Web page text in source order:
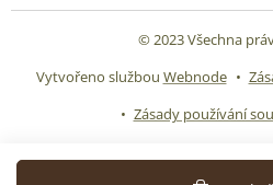
© 2023 Všechna
Vytvořeno službou Webnode
Zásady používání